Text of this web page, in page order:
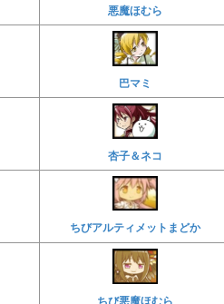
悪魔ほむら
巴マミ
杏子＆ネコ
ちびアルティメットまどか
ちび悪魔ほむら